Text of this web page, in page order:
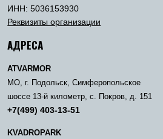
ИНН: 5036153930
Реквизиты организации
АДРЕСА
ATVARMOR
МО, г. Подольск, Симферопольское
шоссе 13-й километр, с. Покров, д. 151
+7(499) 403-13-51
KVADROPARK